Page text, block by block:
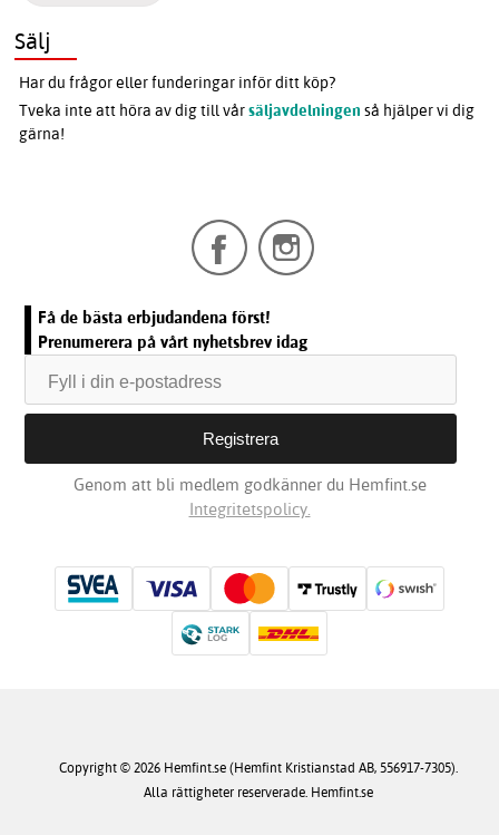
Sälj
Har du frågor eller funderingar inför ditt köp?
Tveka inte att höra av dig till vårsäljavdelningen så hjälper vi dig
gärna!
Få de bästa erbjudandena först!
Prenumerera på vårt nyhetsbrev idag
Genom att bli medlem godkänner du Hemfint.se
Integritetspolicy.
Copyright © 2026 Hemfint.se (Hemfint Kristianstad AB, 556917-7305).
Alla rättigheter reserverade. Hemfint.se